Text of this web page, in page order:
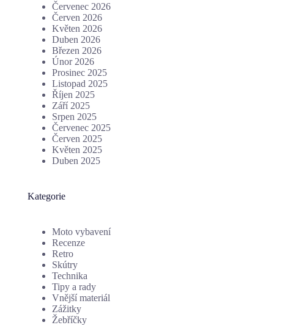
Červenec 2026
Červen 2026
Květen 2026
Duben 2026
Březen 2026
Únor 2026
Prosinec 2025
Listopad 2025
Říjen 2025
Září 2025
Srpen 2025
Červenec 2025
Červen 2025
Květen 2025
Duben 2025
Kategorie
Moto vybavení
Recenze
Retro
Skútry
Technika
Tipy a rady
Vnější materiál
Zážitky
Žebříčky